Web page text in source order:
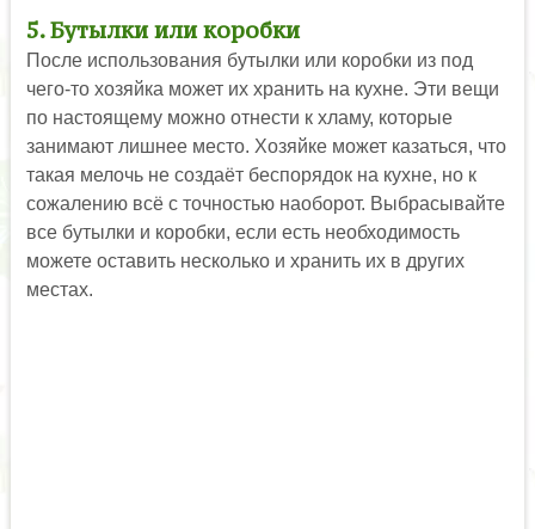
5. Бутылки или коробки
После использования бутылки или коробки из под
чего-то хозяйка может их хранить на кухне. Эти вещи
по настоящему можно отнести к хламу, которые
занимают лишнее место. Хозяйке может казаться, что
такая мелочь не создаёт беспорядок на кухне, но к
сожалению всё с точностью наоборот. Выбрасывайте
все бутылки и коробки, если есть необходимость
можете оставить несколько и хранить их в других
местах.